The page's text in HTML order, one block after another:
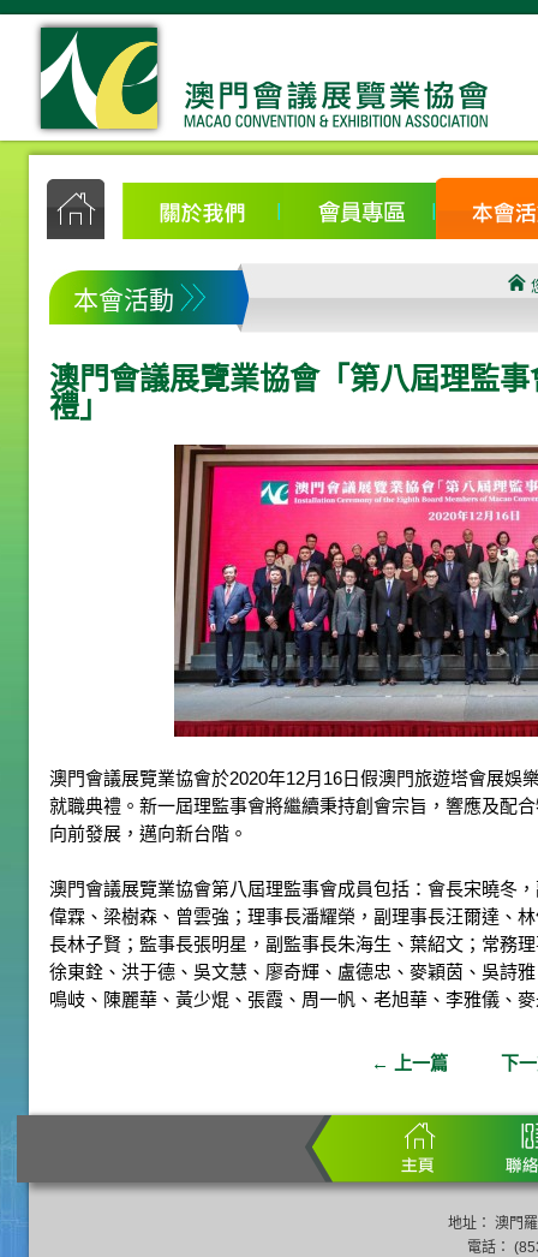
本會活動
澳門會議展覽業協會「第八屆理監
禮」
澳門會議展覽業協會於2020年12月16日假澳門旅遊塔會展娛
就職典禮。新一屆理監事會將繼續秉持創會宗旨，響應及配
向前發展，邁向新台階。
澳門會議展覽業協會第八屆理監事會成員包括：會長宋曉冬
偉霖、梁樹森、曾雲強；理事長潘耀榮，副理事長汪爾達、
長林子賢；監事長張明星，副監事長朱海生、葉紹文；常務
徐東銓、洪于德、吳文慧、廖奇輝、盧德忠、麥穎茵、吳詩
鳴岐、陳麗華、黃少焜、張霞、周一帆、老旭華、李雅儀、
← 上一篇 下
地址： 澳門
電話：